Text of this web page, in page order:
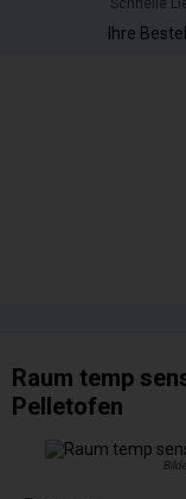
Ihre
Raum temp
Pelletofen